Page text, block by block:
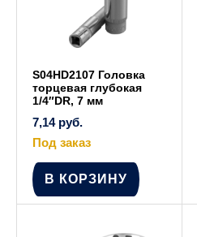
S04HD2107 Головка
торцевая глубокая
1/4″DR, 7 мм
7,14 руб.
Под заказ
В КОРЗИНУ